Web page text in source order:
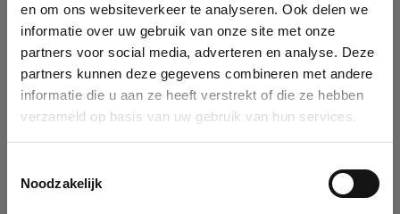
en om ons websiteverkeer te analyseren. Ook delen we
informatie over uw gebruik van onze site met onze
partners voor social media, adverteren en analyse. Deze
partners kunnen deze gegevens combineren met andere
informatie die u aan ze heeft verstrekt of die ze hebben
verzameld op basis van uw gebruik van hun services.
Noodzakelijk
Identification
Please fill in your company details
You can search a company in our database by name, VAT or
enterprise ID. When a company is selected it will auto-complete the
form. If you don't find your company in our database, you can create
See details
Ok